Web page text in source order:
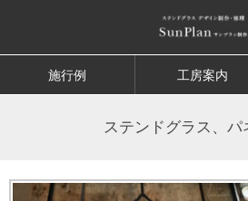
施行例 工房案内
ステンドグラス、パ